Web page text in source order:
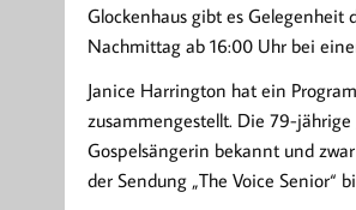
Glockenhaus gibt es
Nachmittag ab 16:00 Uhr bei
Janice Harrington hat ein
zusammengestellt. Die 79-
Gospelsängerin bekannt und
der Sendung „The Voice Senior“